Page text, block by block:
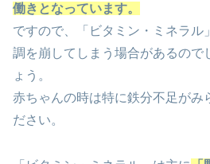
働きとなっています。
ですので、「ビタミン・ミネラル
調を崩してしまう場合があるので
ょう。
赤ちゃんの時は特に鉄分不足がみ
ださい。